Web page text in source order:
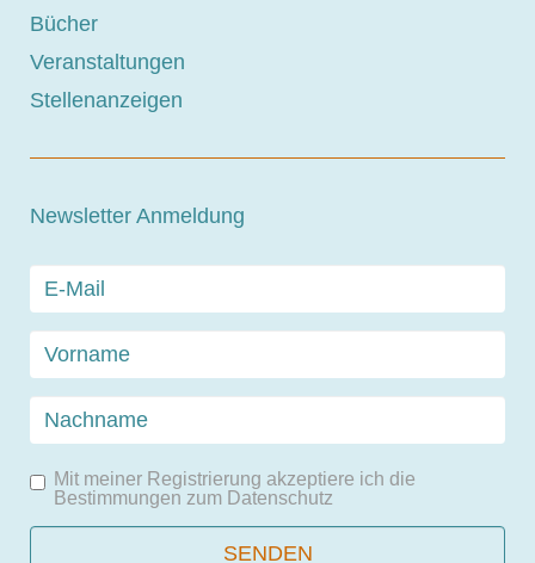
Bücher
Veranstaltungen
Stellenanzeigen
Newsletter Anmeldung
Mit meiner Registrierung akzeptiere ich die
Bestimmungen zum Datenschutz